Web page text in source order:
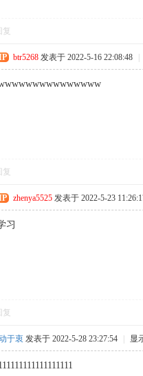
复
btr5268 发表于 2022-5-16 22:08:48
复
zhenya5525 发表于 2022-5-23
习
复
于衷 发表于 2022-5-28 23:27:54 显